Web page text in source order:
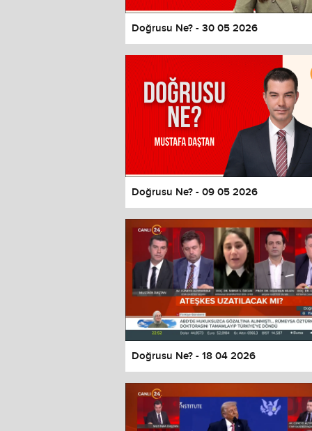
Doğrusu Ne? - 30 05 2026
Doğrusu Ne? - 09 05 2026
Doğrusu Ne? - 18 04 2026